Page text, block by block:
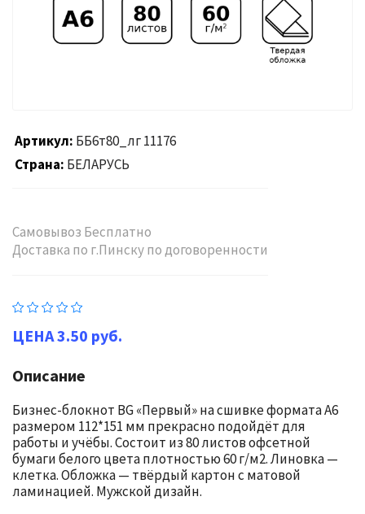
Артикул ББ6т80_лг 11176
Страна БЕЛАРУСЬ
Самовывоз Бесплатно
Доставка по г.Пинску по договоренности
3.50 руб.
Описание
Бизнес-блокнот BG «Первый» на сшивке формата А6
размером 112*151 мм прекрасно подойдёт для
работы и учёбы. Состоит из 80 листов офсетной
бумаги белого цвета плотностью 60 г/м2. Линовка —
клетка. Обложка — твёрдый картон с матовой
ламинацией. Мужской дизайн.